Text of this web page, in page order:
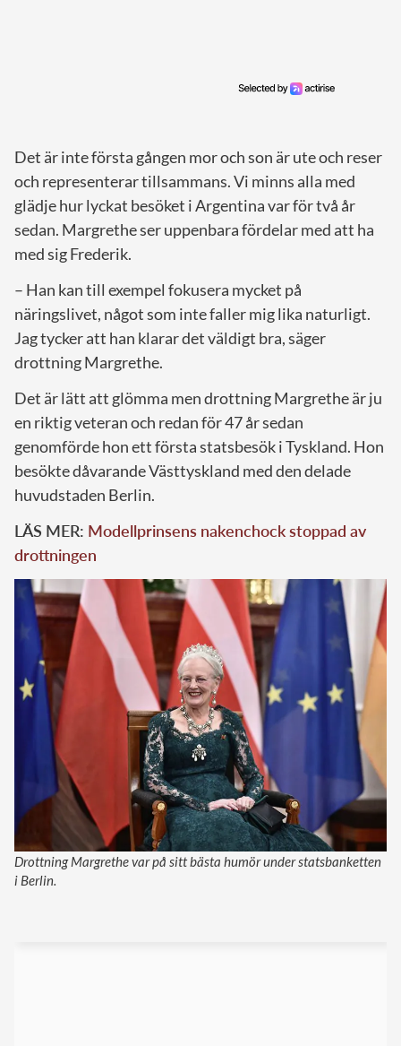
Det är inte första gången mor och son är ute och reser
och representerar tillsammans. Vi minns alla med
glädje hur lyckat besöket i Argentina var för två år
sedan. Margrethe ser uppenbara fördelar med att ha
med sig Frederik.
– Han kan till exempel fokusera mycket på
näringslivet, något som inte faller mig lika naturligt.
Jag tycker att han klarar det väldigt bra, säger
drottning Margrethe.
Det är lätt att glömma men drottning Margrethe är ju
en riktig veteran och redan för 47 år sedan
genomförde hon ett första statsbesök i Tyskland. Hon
besökte dåvarande Västtyskland med den delade
huvudstaden Berlin.
LÄS MER: Modellprinsens nakenchock stoppad av
drottningen
Drottning Margrethe var på sitt bästa humör under statsbanketten
i Berlin.